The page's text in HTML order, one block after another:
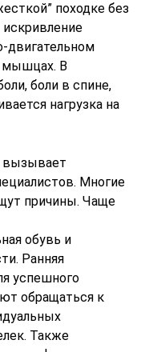
походке без
двигательном
мышцах. В
боли в спине,
нагрузка на
вызывает
Многие
причины. Чаще
обувь и
Ранняя
успешного
обращаться к
Также